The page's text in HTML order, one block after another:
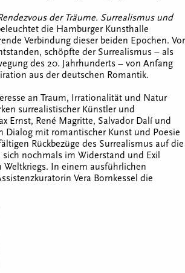
der Träume. Surrealismus und
die Hamburger Kunsthalle
Verbindung dieser beiden Epochen. Vor
schöpfte der Surrealismus – als
des 20. Jahrhunderts – von Anfang
aus der deutschen Romantik.
an Traum, Irrationalität und Natur
surrealistischer Künstler und
Ernst, René Magritte, Salvador Dalí und
Dialog mit romantischer Kunst und Poesie
Rückbezüge des Surrealismus auf die
nochmals im Widerstand und Exil
Weltkriegs. In einem ausführlichen
Vera Bornkessel die